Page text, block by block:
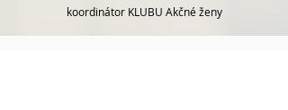
koordinátor KLUBU Akčné ženy